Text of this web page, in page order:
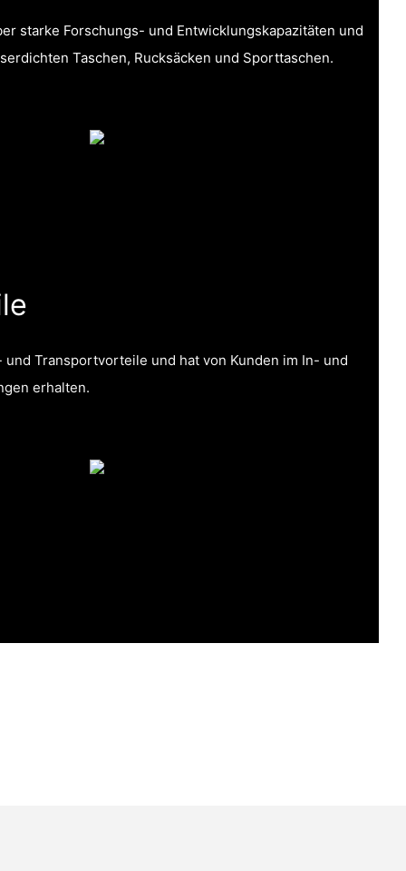
starke Forschungs- und Entwicklungskapazitäten und
Taschen, Rucksäcken und Sporttaschen.
Transportvorteile und hat von Kunden im In- und
erhalten.